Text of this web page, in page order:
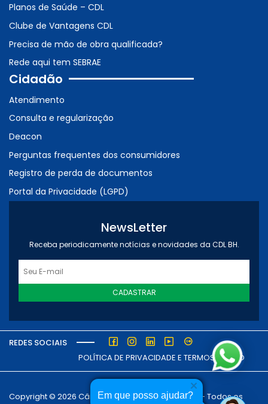
Em que posso ajudar?
Planos de Saúde – CDL
Clube de Vantagens CDL
Precisa de mão de obra qualificada?
Rede aqui tem SEBRAE
Cidadão
Atendimento
Consulta e regularização
Deacon
Perguntas frequentes dos consumidores
Registro de perda de documentos
Portal da Privacidade (LGPD)
NewsLetter
Receba periodicamente notícias e novidades da CDL BH.
CADASTRAR
REDES SOCIAIS
POLÍTICA DE PRIVACIDADE E TERMOS DE USO
Copyright © 2026 Câmara dos Dirigentes Lojistas - Todos os